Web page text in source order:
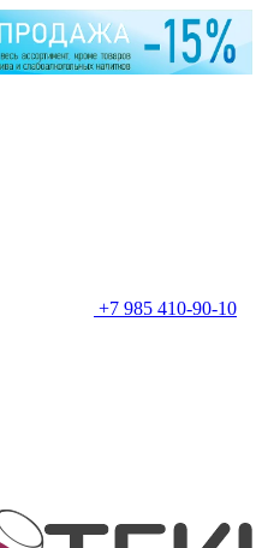
+7 985 410-90-10